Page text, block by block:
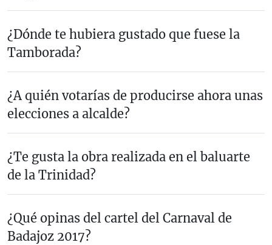
¿Dónde te hubiera gustado que fuese la
Tamborada?
¿A quién votarías de producirse ahora unas
elecciones a alcalde?
¿Te gusta la obra realizada en el baluarte
de la Trinidad?
¿Qué opinas del cartel del Carnaval de
Badajoz 2017?